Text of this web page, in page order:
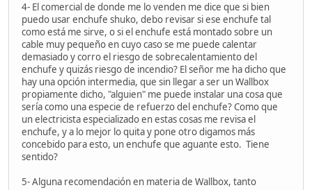
4- El comercial de donde me lo venden me dice que si bien
puedo usar enchufe shuko, debo revisar si ese enchufe tal
como está me sirve, o si el enchufe está montado sobre un
cable muy pequeño en cuyo caso se me puede calentar
demasiado y corro el riesgo de sobrecalentamiento del
enchufe y quizás riesgo de incendio? El señor me ha dicho que
hay una opción intermedia, que sin llegar a ser un Wallbox
propiamente dicho, "alguien" me puede instalar una cosa que
sería como una especie de refuerzo del enchufe? Como que
un electricista especializado en estas cosas me revisa el
enchufe, y a lo mejor lo quita y pone otro digamos más
concebido para esto, un enchufe que aguante esto. Tiene
sentido?
5- Alguna recomendación en materia de Wallbox, tanto